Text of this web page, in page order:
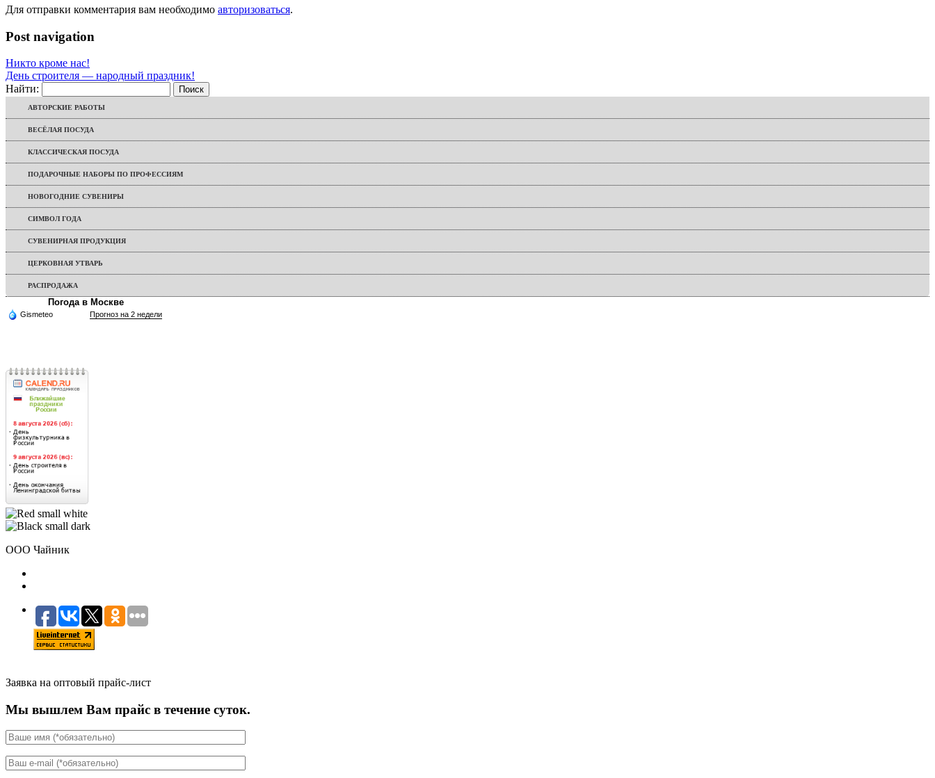
Для отправки комментария вам необходимо авторизоваться.
Post navigation
Никто кроме нас!
День строителя — народный праздник!
Найти:
АВТОРСКИЕ РАБОТЫ
ВЕСЁЛАЯ ПОСУДА
КЛАССИЧЕСКАЯ ПОСУДА
ПОДАРОЧНЫЕ НАБОРЫ ПО ПРОФЕССИЯМ
НОВОГОДНИЕ СУВЕНИРЫ
СИМВОЛ ГОДА
СУВЕНИРНАЯ ПРОДУКЦИЯ
ЦЕРКОВНАЯ УТВАРЬ
РАСПРОДАЖА
Погода в Москве
Gismeteo Прогноз на 2 недели
ООО Чайник
Заявка на оптовый прайс-лист
Мы вышлем Вам прайс в течение суток.